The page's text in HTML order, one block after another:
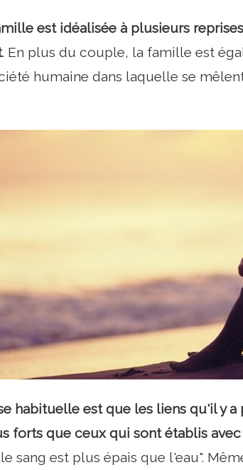
est idéalisée à plusieurs
. En plus du couple, la famille est
humaine dans laquelle se
habituelle est que les liens qu'il y a
forts que ceux qui sont établis
sang est plus épais que l'eau".